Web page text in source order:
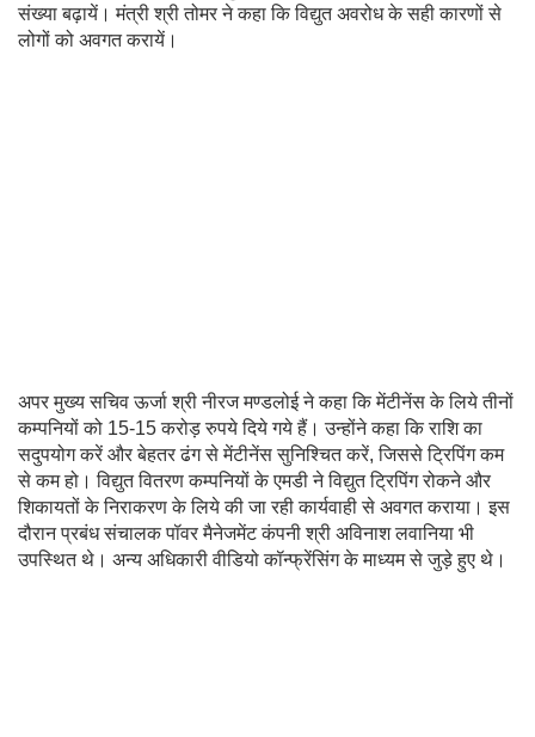
संख्या बढ़ायें। मंत्री श्री तोमर ने कहा कि विद्युत अवरोध के सही कारणों से
लोगों को अवगत करायें।
अपर मुख्य सचिव ऊर्जा श्री नीरज मण्डलोई ने कहा कि मेंटीनेंस के लिये तीनों
कम्पनियों को 15-15 करोड़ रुपये दिये गये हैं। उन्होंने कहा कि राशि का
सदुपयोग करें और बेहतर ढंग से मेंटीनेंस सुनिश्चित करें, जिससे ट्रिपिंग कम
से कम हो। विद्युत वितरण कम्पनियों के एमडी ने विद्युत ट्रिपिंग रोकने और
शिकायतों के निराकरण के लिये की जा रही कार्यवाही से अवगत कराया। इस
दौरान प्रबंध संचालक पॉवर मैनेजमेंट कंपनी श्री अविनाश लवानिया भी
उपस्थित थे। अन्य अधिकारी वीडियो कॉन्फ्रेंसिंग के माध्यम से जुड़े हुए थे।